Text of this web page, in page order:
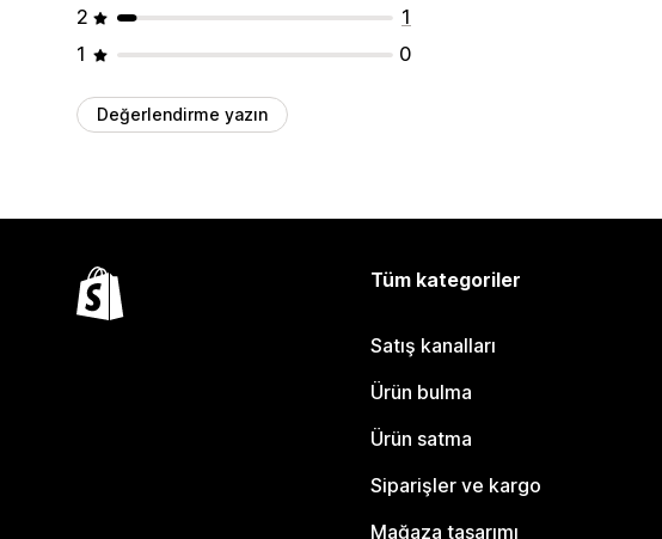
2
1
1
0
Değerlendirme yazın
Tüm kategoriler
Satış kanalları
Ürün bulma
Ürün satma
Siparişler ve kargo
Mağaza tasarımı